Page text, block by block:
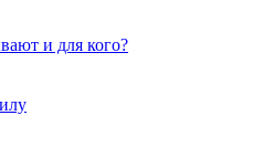
и для кого?